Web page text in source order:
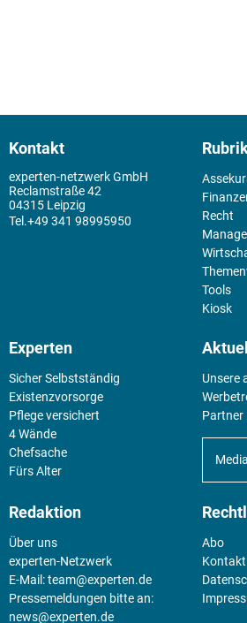
Kontakt
experten-netzwerk GmbH
Reclamstraße 42
04315 Leipzig
+49 341 98995950
Recht
Tools
Kiosk
Experten
Sicher Selbstständig
Existenz­vorsorge
Pflege versichert
4 Wände
Chefsache
Fürs Alter
Unsere
Partner
Redaktion
Über uns
experten-Netzwerk
E-Mail:team@experten.de
Pressemeldungen bitte an:
news@experten.de
Abo
Kontakt